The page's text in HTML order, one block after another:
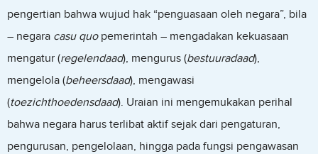
pengertian bahwa wujud hak “penguasaan oleh negara”, bila
– negara casu quopemerintah – mengadakan kekuasaan
mengatur (regelendaad), mengurus (bestuuradaad),
mengelola (beheersdaad), mengawasi
(toezichthoedensdaad). Uraian ini mengemukakan perihal
bahwa negara harus terlibat aktif sejak dari pengaturan,
pengurusan, pengelolaan, hingga pada fungsi pengawasan